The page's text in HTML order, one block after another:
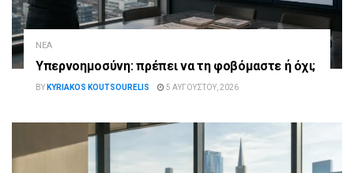
ΝΈΑ
Υπερνοημοσύνη: πρέπει να τη φοβόμαστε ή όχι;
BY KYRIAKOS KOUTSOURELIS 5 ΑΥΓΟΎΣΤΟΥ, 2026